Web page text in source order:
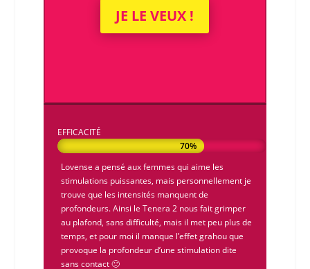
JE LE VEUX !
EFFICACITÉ
70%
70%
Lovense a pensé aux femmes qui aime les
stimulations puissantes, mais personnellement je
trouve que les intensités manquent de
profondeurs. Ainsi le Tenera 2nous fait grimper
au plafond, sans difficulté, mais il met peu plus de
temps, et pour moi il manque l’effet grahou que
provoque la profondeur d’une stimulation dite
sans contact 🙁